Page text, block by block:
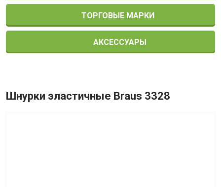
ТОРГОВЫЕ МАРКИ
АКСЕССУАРЫ
Шнурки эластичные Braus 3328